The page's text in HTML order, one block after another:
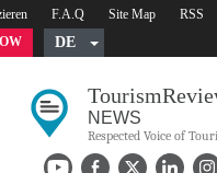
F.A.Q Site Map RSS
DE
Czech
Russian
Polish
Tourism
NEWS
Respected Voice of